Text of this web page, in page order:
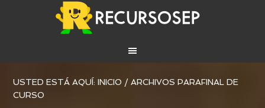
USTED ESTÁ AQUÍ:INICIO / ARCHIVOS PARAFINAL DE
CURSO